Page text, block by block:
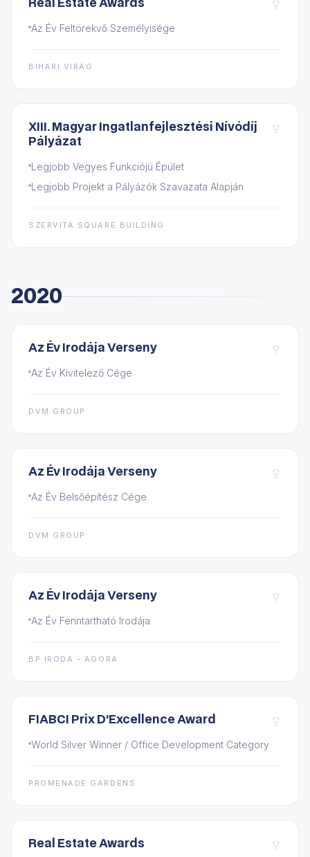
Real Estate Awards
Az Év Feltörekvő Személyisége
BIHARI VIRÁG
XIII. Magyar Ingatlanfejlesztési Nívódíj
Pályázat
Legjobb Vegyes Funkciójú Épület
Legjobb Projekt a Pályázók Szavazata Alapján
SZERVITA SQUARE BUILDING
2020
Az Év Irodája Verseny
Az Év Kivitelező Cége
DVM GROUP
Az Év Irodája Verseny
Az Év Belsőépítész Cége
DVM GROUP
Az Év Irodája Verseny
Az Év Fenntartható Irodája
BP IRODA - AGORA
FIABCI Prix D’Excellence Award
World Silver Winner / Office Development Category
PROMENADE GARDENS
Real Estate Awards